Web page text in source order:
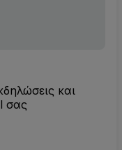
και
σας